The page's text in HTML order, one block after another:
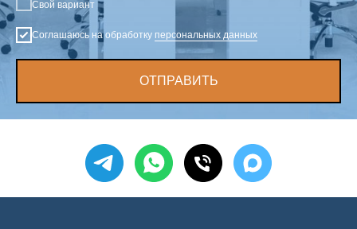
Свой вариант
Соглашаюсь на обработку персональных данных
ОТПРАВИТЬ